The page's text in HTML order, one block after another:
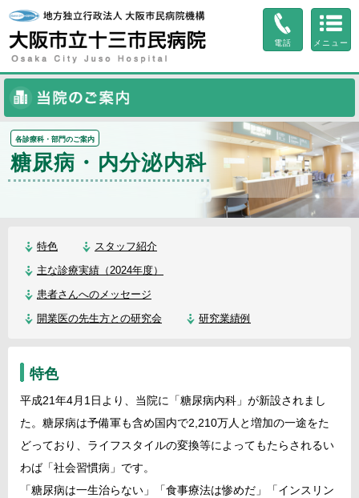
電話 メニュー
各診療科・部門のご案内
糖尿病・内分泌内科
特色
スタッフ紹介
主な診療実績（2024年度）
患者さんへのメッセージ
開業医の先生方との研究会
研究業績例
特色
平成21年4月1日より、当院に「糖尿病内科」が新設されまし
た。糖尿病は予備軍も含め国内で2,210万人と増加の一途をた
どっており、ライフスタイルの変換等によってもたらされるい
わば「社会習慣病」です。
「糖尿病は一生治らない」「食事療法は惨めだ」「インスリン